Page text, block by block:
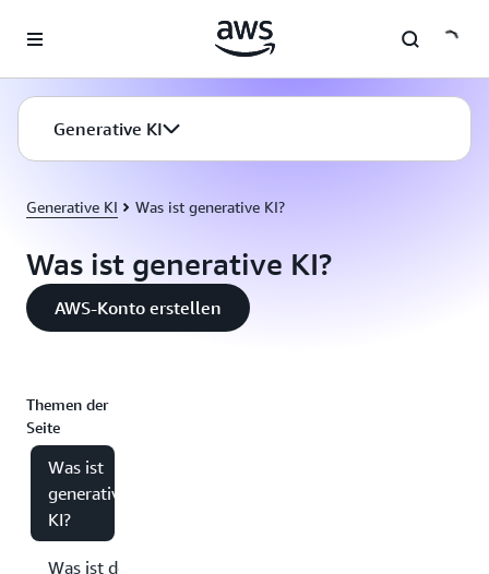
Überspringen zum Hauptinhalt
Generative KI
Generative KI Was ist generative KI?
Was ist generative KI?
AWS-Konto erstellen
Themen der
Seite
Was ist
generative
KI?
Was ist der